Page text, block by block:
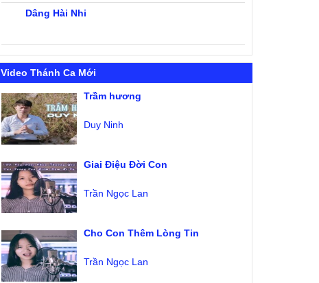
Dâng Hài Nhi
Video Thánh Ca Mới
Trầm hương
Duy Ninh
Giai Điệu Đời Con
Trần Ngọc Lan
Cho Con Thêm Lòng Tin
Trần Ngọc Lan